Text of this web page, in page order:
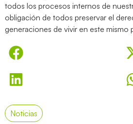
todos los procesos internos de
obligación de todos preservar el
generaciones de vivir en este mismo
Noticias